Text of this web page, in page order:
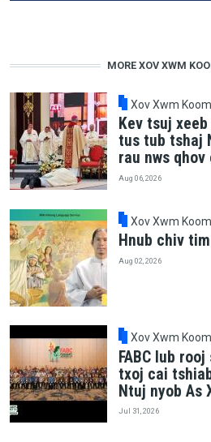
MORE XOV XWM
Xov Xwm
Kev tsuj
tus tub tshaj
rau nws qhov
Aug 06, 2026
Xov Xwm
Hnub chiv
Aug 02, 2026
Xov Xwm
FABC lub
txoj cai
Ntuj nyob As
Jul 31, 2026